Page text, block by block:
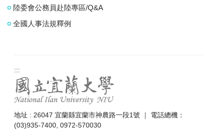
陸委會公務員赴陸專區/Q&A
全國人事法規釋例
:::
地址 : 26047 宜蘭縣宜蘭市神農路一段1號 ｜ 電話總機：
(03)935-7400, 0972-570030